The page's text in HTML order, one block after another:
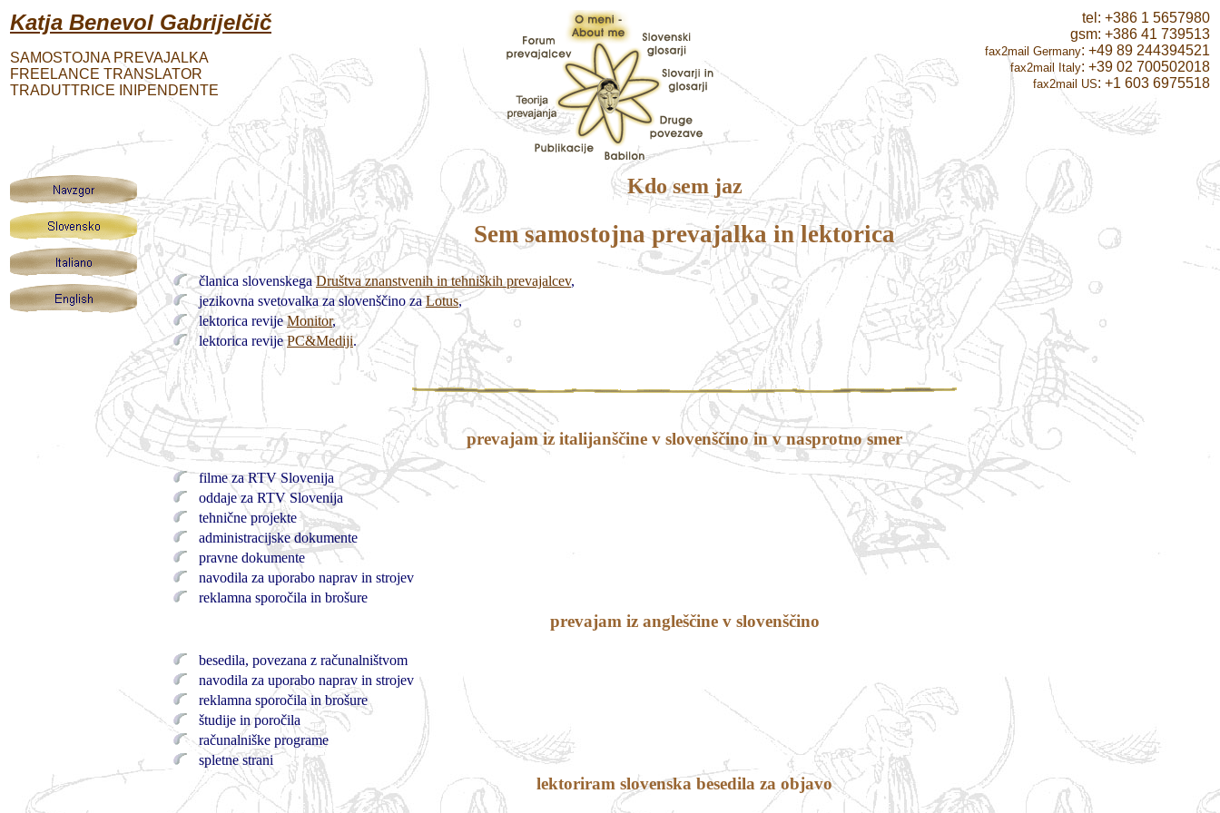
Katja Benevol Gabrijelčič
SAMOSTOJNA PREVAJALKA
FREELANCE TRANSLATOR
TRADUTTRICE INIPENDENTE
tel: +386 1 5657980
gsm: +386 41 739513
fax2mail Germany: +49 89 244394521
fax2mail Italy: +39 02 700502018
fax2mail US: +1 603 6975518
Kdo sem jaz
Sem samostojna prevajalka in lektorica
članica slovenskegaDruštva znanstvenih in tehniških prevajalcev,
jezikovna svetovalka za slovenščino zaLotus,
lektorica revijeMonitor,
lektorica revijePC&Mediji.
prevajam iz italijanščine v slovenščino in v nasprotno smer
filme za RTV Slovenija
oddaje za RTV Slovenija
tehnične projekte
administracijske dokumente
pravne dokumente
navodila za uporabo naprav in strojev
reklamna sporočila in brošure
prevajam iz angleščine v slovenščino
besedila, povezana z računalništvom
navodila za uporabo naprav in strojev
reklamna sporočila in brošure
študije in poročila
računalniške programe
spletne strani
lektoriram slovenska besedila za objavo